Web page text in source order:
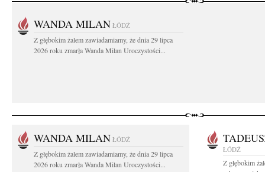
WANDA MILAN ŁÓDŹ
Z głębokim żalem zawiadamiamy, że dnia 29 lipca
2026 roku zmarła Wanda Milan Uroczystości...
WANDA MILAN ŁÓDŹ
Z głębokim żalem zawiadamiamy, że dnia 29 lipca
2026 roku zmarła Wanda Milan Uroczystości...
ŁÓDŹ
Z głębokim